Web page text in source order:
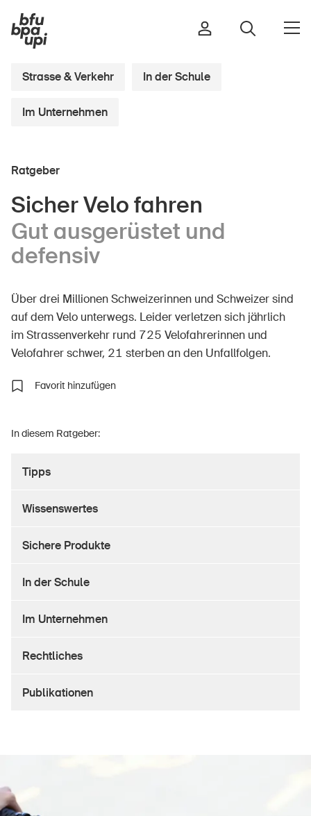
Strasse & Verkehr
Gebäude & Anlagen
Im Alter
Im Unternehmen
Kampagnen
Offene Stellen
Bestellen & herunterladen
Rechtsfragen & Gerichtsentscheide
Strasse & Verkehr In der Schule
Im Unternehmen
Ratgeber
Sicher Velo fahren
Gut ausgerüstet und
defensiv
Über drei Millionen Schweizerinnen und Schweizer sind
auf dem Velo unterwegs. Leider verletzen sich jährlich
im Strassenverkehr rund 725 Velofahrerinnen und
Velofahrer schwer, 21 sterben an den Unfallfolgen.
Favorit hinzufügen
In diesem Ratgeber:
Tipps
Wissenswertes
Sichere Produkte
In der Schule
Im Unternehmen
Rechtliches
Publikationen